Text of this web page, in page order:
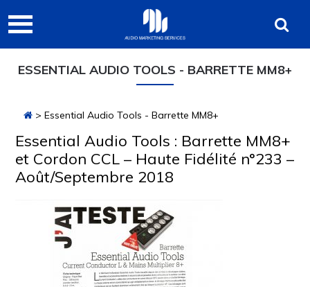
la
navigation
au
contenu
principal
la
barre
Audio
Marketing
Services
ESSENTIAL AUDIO TOOLS - BARRETTE MM8+
> Essential Audio Tools - Barrette MM8+
Essential Audio Tools : Barrette MM8+
et Cordon CCL – Haute Fidélité n°233 –
Août/Septembre 2018